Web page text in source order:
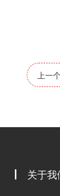
上一
关于我